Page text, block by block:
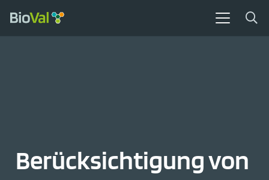
Berücksichtigung von